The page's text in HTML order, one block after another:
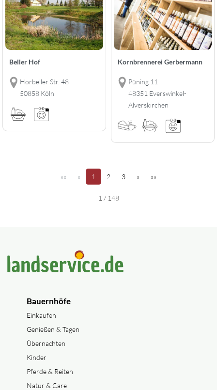
Beller Hof
Horbeller Str. 48
50858 Köln
Kornbrennerei Gerbermann
Püning 11
48351 Everswinkel-
Alverskirchen
«« « 1 (aktuell)
2 3(3) » »»
1 / 148
Bauernhöfe
Einkaufen
Genießen & Tagen
Übernachten
Kinder
Pferde & Reiten
Natur & Care